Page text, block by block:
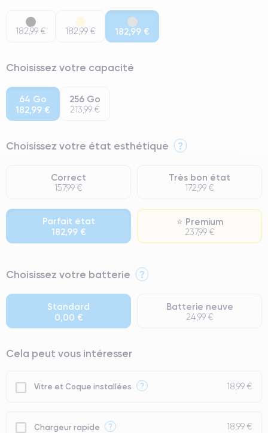
182,99 € 182,99 € 182,99 €
Choisissez votre capacité
64 Go
182,99 €
256 Go
213,99 €
Choisissez votre état esthétique ?
Correct
157,99 €
Très bon état
172,99 €
Parfait état
182,99 €
⭐ Premium
237,99 €
⭐ Premium
● Batterie : usage intensif.
● Seuls 5% de nos téléphones ont un grade Premium.
Choisissez votre batterie ?
Standard
0,00 €
Batterie neuve
24,99 €
Cela peut vous intéresser
Vitre et Coque installées ? 18,99 €
Chargeur rapide ? 18,99 €